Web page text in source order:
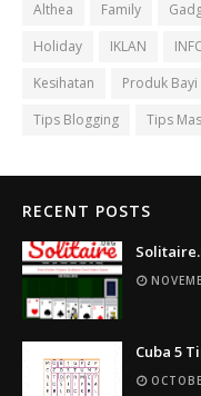
Althea Family
Holiday
IKLAN
Kesihatan
Produk
Tips Blogging
Tips
RECENT POSTS
Cuba 5